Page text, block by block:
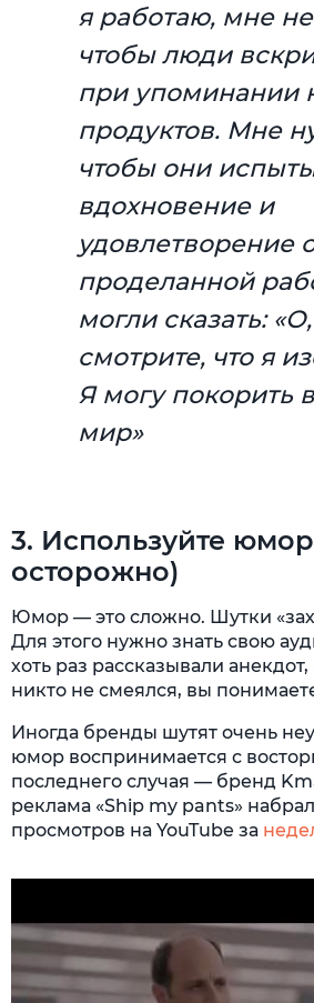
я работаю, мне
чтобы люди
при упоминании
продуктов. Мне
чтобы они
вдохновение и
удовлетворение
проделанной
могли сказать: «О,
смотрите, что я
Я могу покорить
мир»
3. Используйте
осторожно)
Юмор — это сложно. Шутки
Для этого нужно знать свою
хоть раз рассказывали
никто не смеялся, вы
Иногда бренды шутят очень
юмор воспринимается с
последнего случая — бренд
реклама «Ship my pants»
просмотров на YouTube за